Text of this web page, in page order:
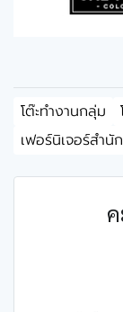
โต๊ะทำงานกลุ่ม
เฟอร์นิเจอร์สำนั